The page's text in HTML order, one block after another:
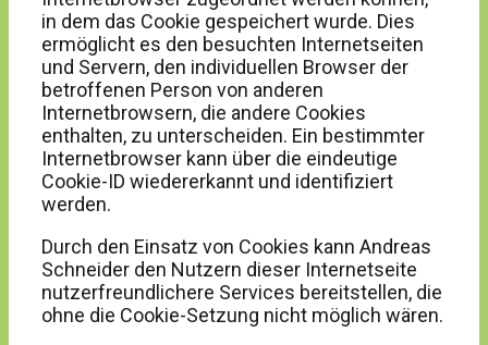
in dem das Cookie gespeichert wurde. Dies
ermöglicht es den besuchten Internetseiten
und Servern, den individuellen Browser der
betroffenen Person von anderen
Internetbrowsern, die andere Cookies
enthalten, zu unterscheiden. Ein bestimmter
Internetbrowser kann über die eindeutige
Cookie-ID wiedererkannt und identifiziert
werden.
Durch den Einsatz von Cookies kann Andreas
Schneider den Nutzern dieser Internetseite
nutzerfreundlichere Services bereitstellen, die
ohne die Cookie-Setzung nicht möglich wären.